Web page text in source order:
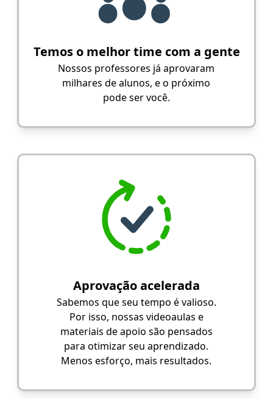
Temos o melhor time com a gente
Nossos professores já aprovaram
milhares de alunos, e o próximo
pode ser você.
Aprovação acelerada
Sabemos que seu tempo é valioso.
Por isso, nossas videoaulas e
materiais de apoio são pensados
para otimizar seu aprendizado.
Menos esforço, mais resultados.